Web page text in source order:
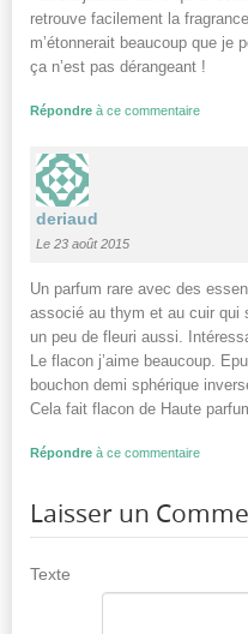
retrouve facilement la
m’étonnerait beaucoup que je
ça n’est pas dérangeant !
Répondre à ce commentaire
deriaud
Le 23 août 2015
Un parfum rare avec des
associé au thym et au cuir qui
un peu de fleuri aussi.
Le flacon j’aime beaucoup.
bouchon demi sphérique
Cela fait flacon de Haute
Répondre à ce commentaire
Laisser un
Texte